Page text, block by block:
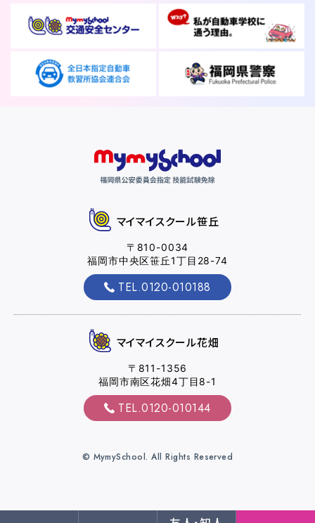
マイマイスクール笹丘
マイマイスクール花畑
福岡大学前営業所（入校申込受付）
福岡大学前営業所ブログ
マイマイスクール笹丘
〒810-0034
福岡市中央区笹丘1丁目28-74
TEL.0120-010188
マイマイスクール花畑
〒811-1356
福岡市南区花畑4丁目8-1
TEL.0120-010144
© MymySchool. All Rights Reserved